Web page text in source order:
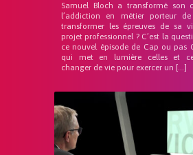
Samuel Bloch a transformé son
l’addiction en métier porteur de
transformer les épreuves de sa
projet professionnel ? C’est la
ce nouvel épisode de Cap ou pas
qui met en lumière celles et
changer de vie pour exercer un […]